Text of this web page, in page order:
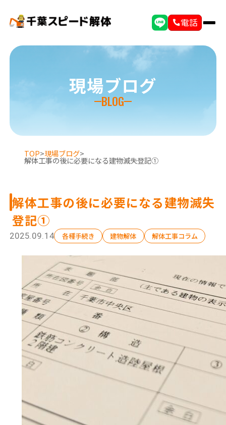
電話
選ばれる理由
解体工事の流れ
会社概要
現場ブログ
BLOG
TOP>現場ブログ>
解体工事の後に必要になる建物滅失登記①
解体工事の後に必要になる建物滅失
登記①
2025.09.14 各種手続き 建物解体 解体工事コラム